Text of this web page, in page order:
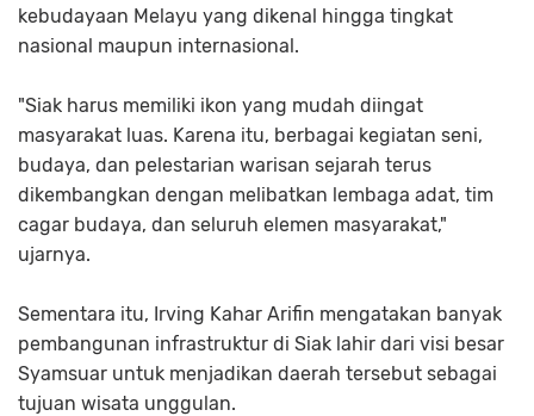
kebudayaan Melayu yang dikenal hingga tingkat
nasional maupun internasional.
"Siak harus memiliki ikon yang mudah diingat
masyarakat luas. Karena itu, berbagai kegiatan seni,
budaya, dan pelestarian warisan sejarah terus
dikembangkan dengan melibatkan lembaga adat, tim
cagar budaya, dan seluruh elemen masyarakat,"
ujarnya.
Sementara itu, Irving Kahar Arifin mengatakan banyak
pembangunan infrastruktur di Siak lahir dari visi besar
Syamsuar untuk menjadikan daerah tersebut sebagai
tujuan wisata unggulan.